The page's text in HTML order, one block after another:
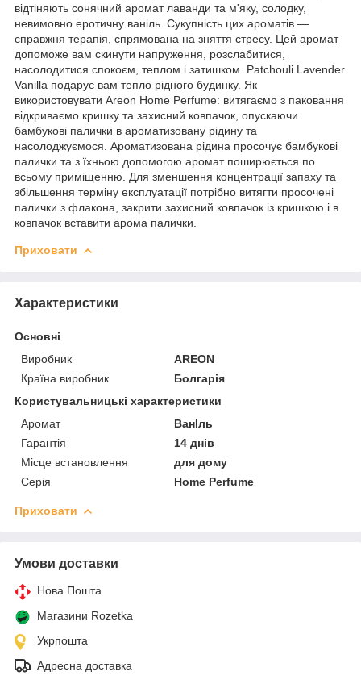
відтіняють сонячний аромат лаванди та м'яку, солодку,
невимовно еротичну ваніль. Сукупність цих ароматів —
справжня терапія, спрямована на зняття стресу. Цей аромат
допоможе вам скинути напруження, розслабитися,
насолодитися спокоєм, теплом і затишком. Patchouli Lavender
Vanilla подарує вам тепло рідного будинку. Як
використовувати Areon Home Perfume: витягаємо з паковання
відкриваємо кришку та захисний ковпачок, опускаючи
бамбукові палички в ароматизовану рідину та
насолоджуємося. Ароматизована рідина просочує бамбукові
палички та з їхньою допомогою аромат поширюється по
всьому приміщенню. Для зменшення концентрації запаху та
збільшення терміну експлуатації потрібно витягти просочені
палички з флакона, закрити захисний ковпачок із кришкою і в
ковпачок вставити арома палички.
Приховати
Характеристики
Основні
Виробник
AREON
Країна виробник
Болгарія
Користувальницькі характеристики
Аромат
ВанІль
Гарантія
14 днів
Місце встановлення
для дому
Серія
Home Perfume
Приховати
Умови доставки
Нова Пошта
Магазини Rozetka
Укрпошта
Адресна доставка